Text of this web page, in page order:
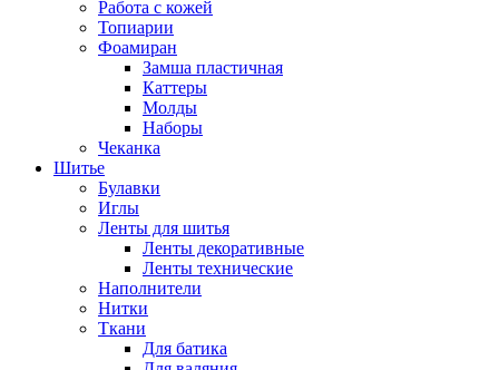
Работа с кожей
Топиарии
Фоамиран
Замша пластичная
Каттеры
Молды
Наборы
Чеканка
Шитье
Булавки
Иглы
Ленты для шитья
Ленты декоративные
Ленты технические
Наполнители
Нитки
Ткани
Для батика